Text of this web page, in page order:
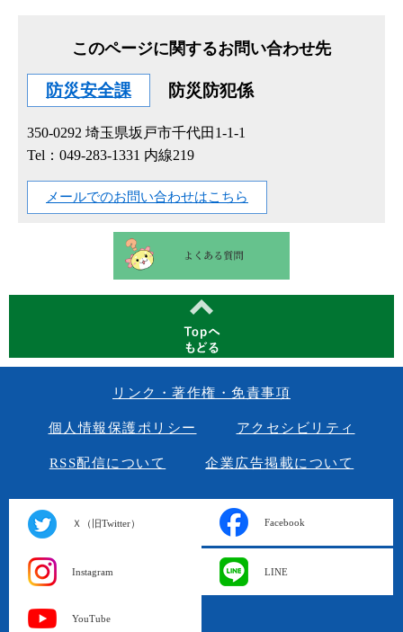
このページに関するお問い合わせ先
防災安全課 防災防犯係
350-0292 埼玉県坂戸市千代田1-1-1
Tel：049-283-1331 内線219
メールでのお問い合わせはこちら
リンク・著作権・免責事項
個人情報保護ポリシー アクセシビリティ
RSS配信について 企業広告掲載について
Ｘ（旧Twitter） Facebook
Instagram LINE
YouTube